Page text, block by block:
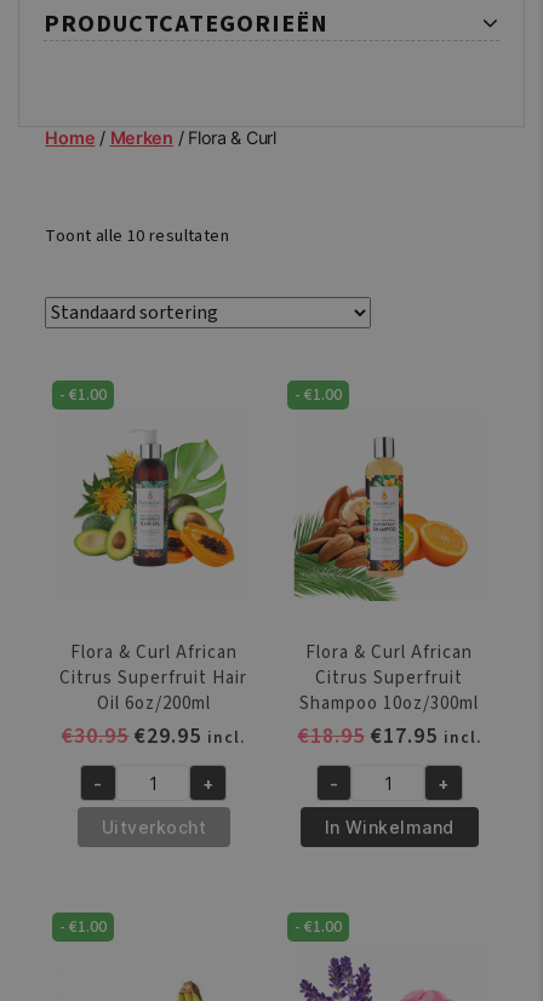
PRODUCTCATEGORIEËN
Home / Merken / Flora & Curl
Toont alle 10 resultaten
-€1.00
Flora & Curl African
Citrus Superfruit Hair
Oil 6oz/200ml
€30.95Oorspronkelijke
was:
€30.95.
€29.95 Huidige
prijs
is:
€29.95.
incl.
Flora
Curl
Citrus
Superfruit
- +
Uitverkocht
-€1.00
Flora & Curl African
Citrus Superfruit
Shampoo 10oz/300ml
€18.95 Oorspronkelijke
was:
€18.95.
€17.95Huidige
prijs
is:
€17.95.
incl.
Flora
&
Curl
Citrus
Superfruit
Shampoo
- +
In Winkelmand
-€1.00 -€1.00